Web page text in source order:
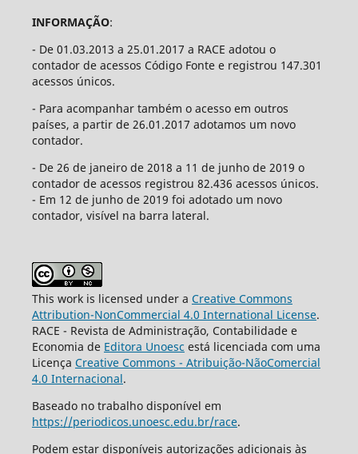
INFORMAÇÃO:
- De 01.03.2013 a 25.01.2017 a RACE adotou o
contador de acessos Código Fonte e registrou 147.301
acessos únicos.
- Para acompanhar também o acesso em outros
países, a partir de 26.01.2017 adotamos um novo
contador.
- De 26 de janeiro de 2018 a 11 de junho de 2019 o
contador de acessos registrou 82.436 acessos únicos.
- Em 12 de junho de 2019 foi adotado um novo
contador, visível na barra lateral.
This work is licensed under a Creative Commons
Attribution-NonCommercial 4.0 International License.
RACE - Revista de Administração, Contabilidade e
Economia de Editora Unoesc está licenciada com uma
Licença Creative Commons - Atribuição-NãoComercial
4.0 Internacional.
Baseado no trabalho disponível em
https://periodicos.unoesc.edu.br/race.
Podem estar disponíveis autorizações adicionais às